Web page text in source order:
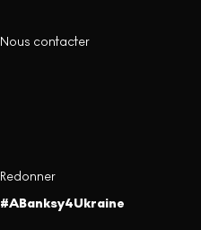
Nous contacter
Redonner
#ABanksy4Ukraine